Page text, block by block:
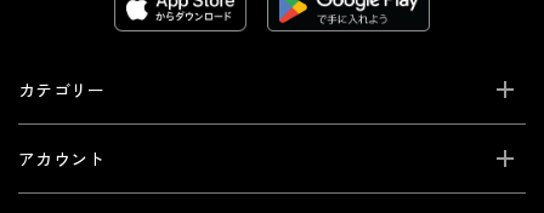
カテゴリー
アカウント